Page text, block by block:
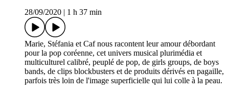
28/09/2020
1 h 37 min
Marie, Stéfania et Caf nous racontent leur amour débordant
pour la pop coréenne, cet univers musical plurimédia et
multiculturel calibré, peuplé de pop, de girls groups, de boys
bands, de clips blockbusters et de produits dérivés en pagaille,
parfois très loin de l'image superficielle qui lui colle à la peau.